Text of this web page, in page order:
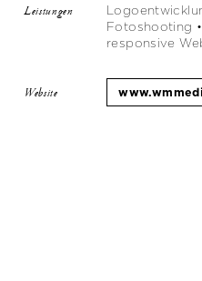
Leistungen
Fotoshooting
responsive
Website